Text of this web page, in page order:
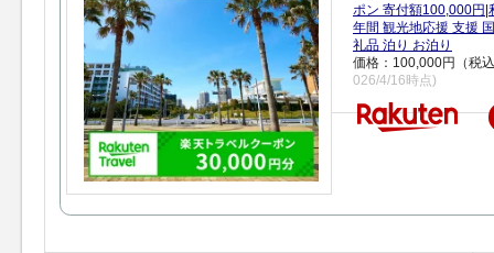
ポン 寄付額100,000円|
年間 観光地応援 支援
礼品 泊り お泊り
価格：100,000円（税
026/4/16時点)